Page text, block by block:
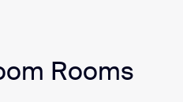
Rooms